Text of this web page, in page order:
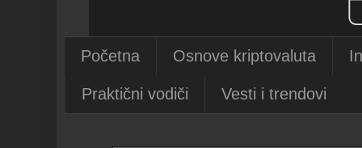
Početna Osnove kriptovaluta
Praktični vodiči Vesti i trendovi